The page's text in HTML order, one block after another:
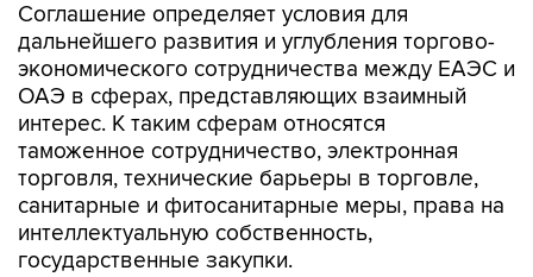
Соглашение определяет условия для
дальнейшего развития и углубления торгово-
экономического сотрудничества между ЕАЭС и
ОАЭ в сферах, представляющих взаимный
интерес. К таким сферам относятся
таможенное сотрудничество, электронная
торговля, технические барьеры в торговле,
санитарные и фитосанитарные меры, права на
интеллектуальную собственность,
государственные закупки.